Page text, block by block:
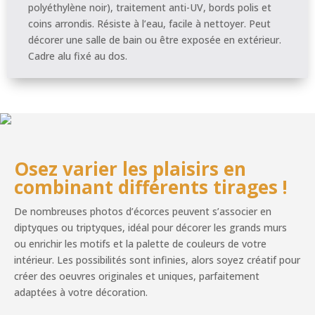
polyéthylène noir), traitement anti-UV, bords polis et
coins arrondis. Résiste à l’eau, facile à nettoyer. Peut
décorer une salle de bain ou être exposée en extérieur.
Cadre alu fixé au dos.
Osez varier les plaisirs en
combinant différents tirages !
De nombreuses photos d’écorces peuvent s’associer en
diptyques ou triptyques, idéal pour décorer les grands murs
ou enrichir les motifs et la palette de couleurs de votre
intérieur. Les possibilités sont infinies, alors soyez créatif pour
créer des oeuvres originales et uniques, parfaitement
adaptées à votre décoration.